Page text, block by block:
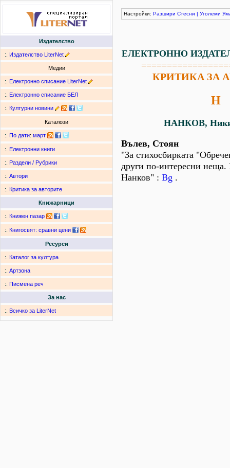
Издателство
:. Издателство LiterNet
Медии
:. Електронно списание LiterNet
:. Електронно списание БЕЛ
:. Културни новини
Каталози
:. По дати: март
:. Електронни книги
:. Раздели / Рубрики
:. Автори
:. Критика за авторите
Книжарници
:. Книжен пазар
:. Книгосвят: сравни цени
Ресурси
:. Каталог за култура
:. Артзона
:. Писмена реч
За нас
:. Всичко за LiterNet
Настройки: Разшири Стесни | Уголеми
ЕЛЕКТРОННО
КРИТИКА ЗА
Н
НАНКОВ,
Вълев, Стоян
"За стихосбирката
други по-интересни
Нанков" : Bg .